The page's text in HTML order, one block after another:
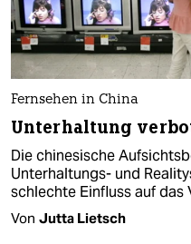
Fernsehen in China
Unterhaltung
Die chinesische
Unterhaltungs- und
schlechte Einfluss auf das
Von Jutta Lietsch